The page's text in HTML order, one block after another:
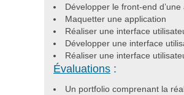
Développer le front-end
Maquetter une application
Réaliser une interface
Développer une interface
Réaliser une interface
Évaluations :
Un portfolio comprenant la